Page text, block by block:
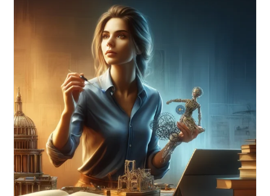
Erfolgsgesetze
Vollständige
Und
Ungekürzte
Ebook-
Ausgabe
Von
Think
And
Grow
Rich
Von
1937
Von
Napoleon
Hill